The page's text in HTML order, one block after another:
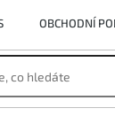
OBCHODNÍ